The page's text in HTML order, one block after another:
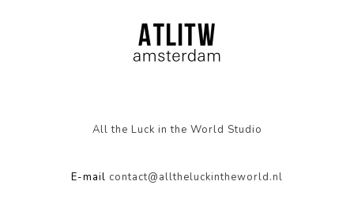
All the Luck in the World Studio
E-mail contact@alltheluckintheworld.nl